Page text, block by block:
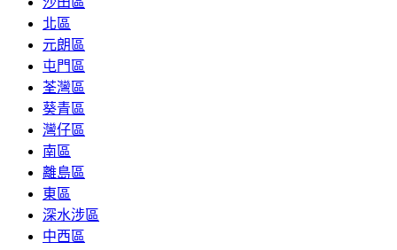
北區
元朗區
屯門區
荃灣區
葵青區
灣仔區
南區
離島區
東區
深水涉區
中西區